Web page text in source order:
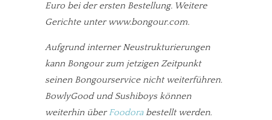
Euro bei der ersten Bestellung. Weitere
Gerichte unter www.bongour.com.
Aufgrund interner Neustrukturierungen
kann Bongour zum jetzigen Zeitpunkt
seinen Bongourservice nicht weiterführen.
BowlyGood und Sushiboys können
weiterhin überFoodorabestellt werden.